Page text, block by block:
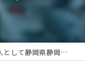
静岡県静岡市の職場で技術を磨き安定を目指す方法